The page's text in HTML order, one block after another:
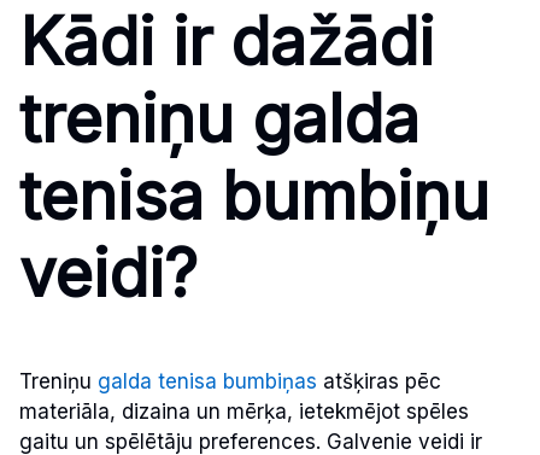
Kādi ir dažādi
treniņu galda
tenisa bumbiņu
veidi?
Treniņu galda tenisa bumbiņas atšķiras pēc
materiāla, dizaina un mērķa, ietekmējot spēles
gaitu un spēlētāju preferences. Galvenie veidi ir